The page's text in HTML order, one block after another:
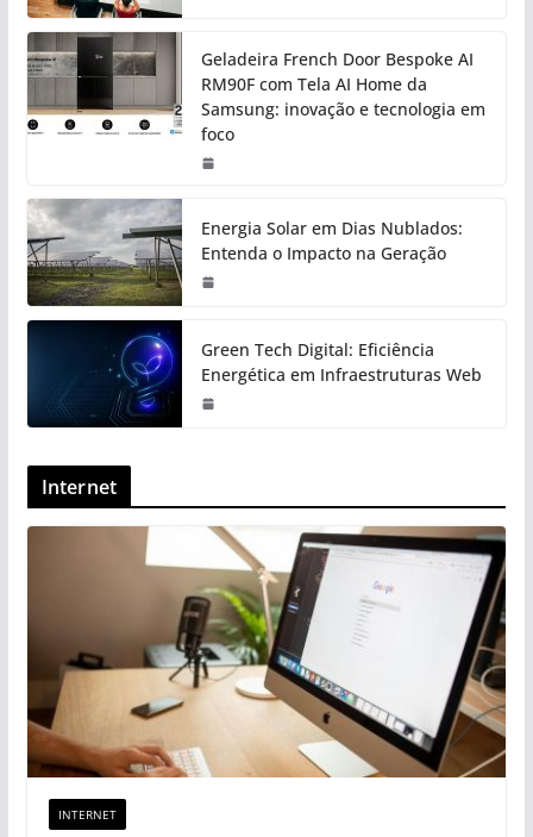
Geladeira French Door Bespoke AI
RM90F com Tela AI Home da
Samsung: inovação e tecnologia em
foco
Energia Solar em Dias Nublados:
Entenda o Impacto na Geração
Green Tech Digital: Eficiência
Energética em Infraestruturas Web
Internet
INTERNET